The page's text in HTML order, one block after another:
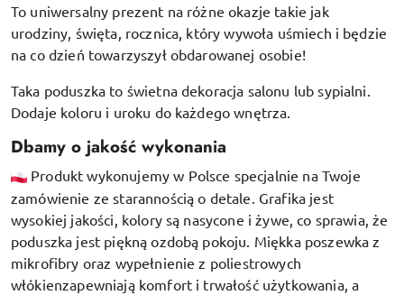
To uniwersalny prezent na różne okazje takie jak
urodziny, święta, rocznica, który wywoła uśmiech i będzie
na co dzień towarzyszył obdarowanej osobie!
Taka poduszka to świetna dekoracja salonu lub sypialni.
Dodaje koloru i uroku do każdego wnętrza.
Dbamy o jakość wykonania
Produkt wykonujemy w Polsce specjalnie na Twoje
zamówienie ze starannością o detale. Grafika jest
wysokiej jakości, kolory są nasycone i żywe, co sprawia, że
poduszka jest piękną ozdobą pokoju. Miękka poszewka z
mikrofibry oraz wypełnienie z poliestrowych
włókienzapewniają komfort i trwałość użytkowania, a